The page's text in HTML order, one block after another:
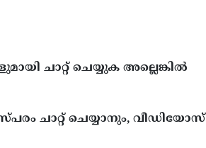
ചാറ്റ് ചെയ്യുക അല്ലെങ്കിൽ
ചാറ്റ് ചെയ്യാനും, വീഡിയോസ്